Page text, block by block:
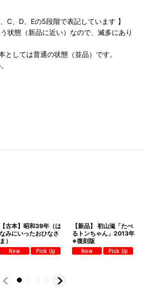
C、D、Eの5段階で表記しています 】
状態（新品に近い）なので、滅多にあり
としては普通の状態（並品）です。
【古本】昭和39年（は
なみにいったおひなさ
ま）
【新品】 初山滋「たべ
るトンちゃん」2013年
※復刻版